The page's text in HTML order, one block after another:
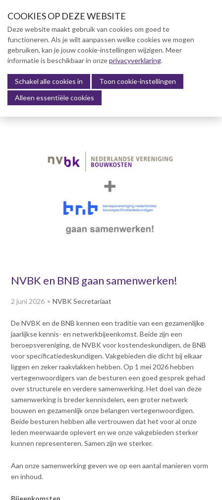
n
u
m
p
t
o
m
a
n
c
o
n
e
n
Menu
NVBK en BNB gaan samenwerken!
2 juni 2026 NVBK Secretariaat
De NVBK en de BNB kennen een traditie van een gezamenlijke
jaarlijkse kennis- en netwerkbijeenkomst. Beide zijn een
beroepsvereniging, de NVBK voor kostendeskundigen, de BNB
voor specificatiedeskundigen. Vakgebieden die dicht bij elkaar
liggen en zeker raakvlakken hebben. Op 1 mei 2026 hebben
vertegenwoordigers van de besturen een goed gesprek gehad
over structurele en verdere samenwerking. Het doel van deze
samenwerking is breder kennisdelen, een groter netwerk
bouwen en gezamenlijk onze belangen vertegenwoordigen.
Beide besturen hebben alle vertrouwen dat het voor al onze
leden meerwaarde oplevert en we onze vakgebieden sterker
kunnen representeren. Samen zijn we sterker.
Aan onze samenwerking geven we op een aantal manieren vorm
en inhoud.
Over NVBK
NVBK Leden
Lidmaatschap
Kennisbank
Kostenmanagement Bouw &
Infra (KM)
ABK-model 2023
Slim investeren, lang
Dag van de
november 2023
Bouwkostenmanagement
Publicatiereeks
levensduurkosten
Nieuwsbrieven
Nieuwsarchief
Artikelen
Verenigingsdocumenten
Columns Bernd Karstenberg
Opleiding & Carrière
Partners
Actualiteit
Contact
COOKIES OP DEZE WEBSITE
Deze website maakt gebruik van cookies om goed te
functioneren. Als je wilt aanpassen welke cookies we mogen
gebruiken, kan je jouw cookie-instellingen wijzigen. Meer
informatie is beschikbaar in onzeprivacyverklaring.
Schakel alle cookies in
Toon cookie-instellingen
Alleen essentiële cookies